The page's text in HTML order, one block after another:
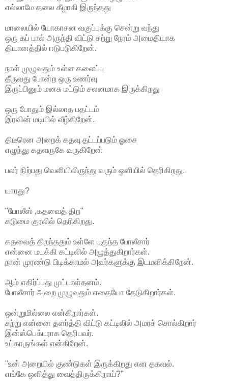
எல்லாமே தலை கீழாகி இருந்தது
மாலையில் யோகாசன வகுப்புக்கு சென்று வந்து
ஒரு கப் பால் அருந்தி விட்டு சற்று நேரம் அமைதியாக
தியானத்தில் ஈடுபடுகிறேன்.
நாள் முழுவதும் உள்ள களைப்பு
தீருவது போன்ற ஒரு உணர்வு
இருப்பினும் மனசு மட்டும் சலனமாக இருக்கிறது
ஒரு போதும் இல்லாத பதட்டம்
இரவின் மடியில் வீழ்கிறேன்.
திடீரென அறைக் கதவு தட்டப்படும் ஓசை
எழுந்து கதவருகே வருகிறேன்
பலர் நிற்பது வெளியிலிருந்து வரும் ஒளியில் தெரிகிறது.
யாரது?
"போலீஸ் ,கதவைத் திற"
கடுமை குரலில் தெரிகிறது.
கதவைத் திறந்ததும் உள்ளே புகுந்த போலீசார்
என்னை மடக்கி கட்டிலில் அழுத்துகிறார்கள்.
நான் முரண்டு பிடிக்காமல் அவர்களுக்கு இடமளிக்கிறேன்.
ஆம் எதிர்ப்பது முட்டாள்தனம்.
போலீசார் அறை முழுவதும் எதையோ தேடுகிறார்கள்.
ஒன்றுமில்லை என்கிறார்கள்.
சற்று என்னை தளர்த்தி விட்டு கட்டிலில் அமரச் சொல்கிறார்
இன்ஸ்பெக்டராக தெரிபவர்.
உட்காருங்கள் என்கிறேன்.
"உன் அறையில் குண்டுகள் இருக்கிறது என தகவல்.
எங்கே ஒளித்து வைத்திருக்கிறாய்?"